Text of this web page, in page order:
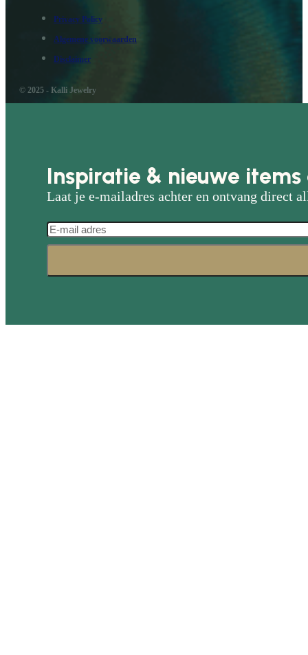
Privacy Policy
Algemene voorwaarden
Disclaimer
© 2025 - Kalli Jewelry
Inspiratie & nieuwe
Laat je e-mailadres achter en ontvang direct